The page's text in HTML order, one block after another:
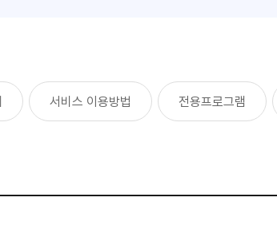
서비스 이용방법 전용프로그램